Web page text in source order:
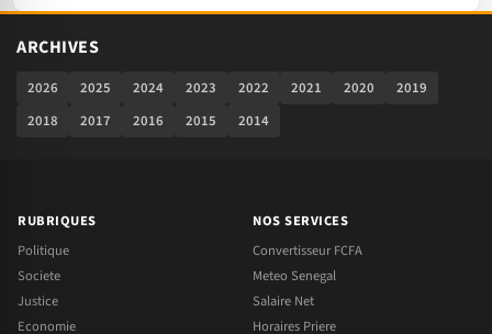
ARCHIVES
2026 2025 2024 2023 2022 2021 2020
2019
2018
2017 2016 2015 2014
RUBRIQUES
Politique
Societe
Justice
Economie
NOS SERVICES
Convertisseur FCFA
Meteo Senegal
Salaire Net
Horaires Priere